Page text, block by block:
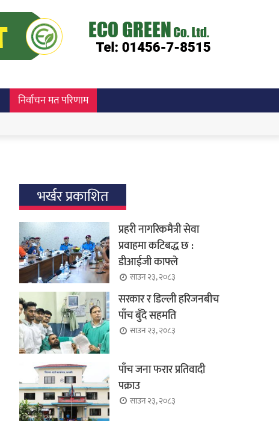
निर्वाचन मत परिणाम
भर्खर प्रकाशित
प्रहरी नागरिकमैत्री सेवा
प्रवाहमा कटिबद्ध छ :
डीआईजी काफ्ले
साउन २३, २०८३
सरकार र डिल्ली हरिजनबीच
पाँच बुँदे सहमति
साउन २३, २०८३
पाँच जना फरार प्रतिवादी
पक्राउ
साउन २३, २०८३